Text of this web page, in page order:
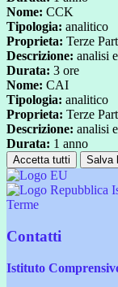
Nome: CCK
Tipologia: analitico
Proprieta: Terze
Descrizione: analisi
Durata: 3 ore
Nome: CAI
Tipologia: analitico
Proprieta: Terze
Descrizione: analisi
Durata: 1 anno
Accetta tutti Salva
Terme
Contatti
Istituto